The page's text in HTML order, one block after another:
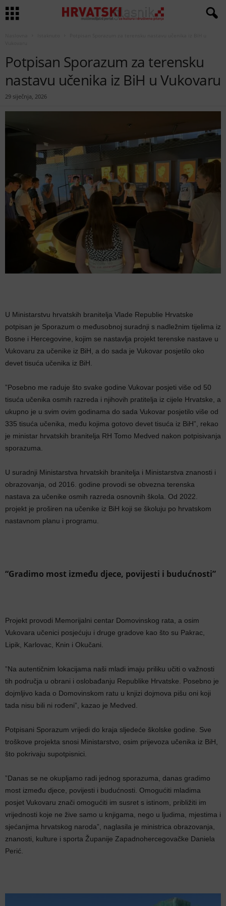
Potpisan Sporazum za terensku
nastavu učenika iz BiH u Vukovaru
29 siječnja, 2026
U Ministarstvu hrvatskih branitelja Vlade Republie Hrvatske
potpisan je Sporazum o međusobnoj suradnji s nadležnim tijelima iz
Bosne i Hercegovine, kojim se nastavlja projekt terenske nastave u
Vukovaru za učenike iz BiH, a do sada je Vukovar posjetilo oko
devet tisuća učenika iz BiH.
”Posebno me raduje što svake godine Vukovar posjeti više od 50
tisuća učenika osmih razreda i njihovih pratitelja iz cijele Hrvatske, a
ukupno je u svim ovim godinama do sada Vukovar posjetilo više od
335 tisuća učenika, među kojima gotovo devet tisuća iz BiH”, rekao
je ministar hrvatskih branitelja RH Tomo Medved nakon potpisivanja
sporazuma.
U suradnji Ministarstva hrvatskih branitelja i Ministarstva znanosti i
obrazovanja, od 2016. godine provodi se obvezna terenska
nastava za učenike osmih razreda osnovnih škola. Od 2022.
projekt je proširen na učenike iz BiH koji se školuju po hrvatskom
nastavnom planu i programu.
“Gradimo most između djece, povijesti i budućnosti”
Projekt provodi Memorijalni centar Domovinskog rata, a osim
Vukovara učenici posjećuju i druge gradove kao što su Pakrac,
Lipik, Karlovac, Knin i Okučani.
”Na autentičnim lokacijama naši mladi imaju priliku učiti o važnosti
tih područja u obrani i oslobađanju Republike Hrvatske. Posebno je
dojmljivo kada o Domovinskom ratu u knjizi dojmova pišu oni koji
tada nisu bili ni rođeni”, kazao je Medved.
Potpisani Sporazum vrijedi do kraja sljedeće školske godine. Sve
troškove projekta snosi Ministarstvo, osim prijevoza učenika iz BiH,
što pokrivaju supotpisnici.
”Danas se ne okupljamo radi jednog sporazuma, danas gradimo
most između djece, povijesti i budućnosti. Omogućiti mladima
posjet Vukovaru znači omogućiti im susret s istinom, približiti im
vrijednosti koje ne žive samo u knjigama, nego u ljudima, mjestima i
sjećanjima hrvatskog naroda”, naglasila je ministrica obrazovanja,
znanosti, kulture i sporta Županije Zapadnohercegovačke Daniela
Perić.